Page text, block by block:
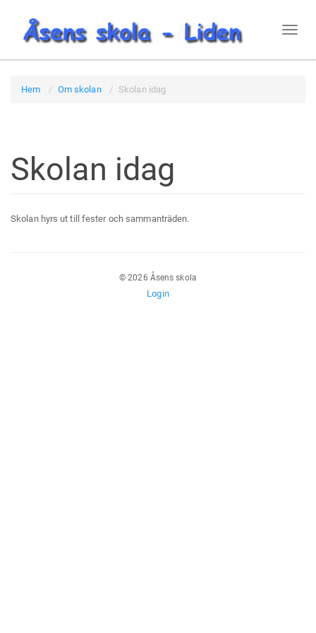
Toggle
Hem Om skolan Skolan idag
Skolan idag
Skolan hyrs ut till fester och sammanträden.
© 2026 Åsens skola
Login